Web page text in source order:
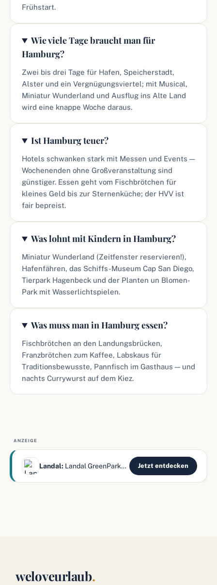
Frühstart.
Wie viele Tage braucht man für
Hamburg?
Zwei bis drei Tage für Hafen, Speicherstadt,
Alster und ein Vergnügungsviertel; mit Musical,
Miniatur Wunderland und Ausflug ins Alte Land
wird eine knappe Woche daraus.
Ist Hamburg teuer?
Hotels schwanken stark mit Messen und Events —
Wochenenden ohne Großveranstaltung sind
günstiger. Essen geht vom Fischbrötchen für
kleines Geld bis zur Sternenküche; der HVV ist
fair bepreist.
Was lohnt mit Kindern in Hamburg?
Miniatur Wunderland (Zeitfenster reservieren!),
Hafenfähren, das Schiffs-Museum Cap San Diego,
Tierpark Hagenbeck und der Planten un Blomen-
Park mit Wasserlichtspielen.
Was muss man in Hamburg essen?
Fischbrötchen an den Landungsbrücken,
Franzbrötchen zum Kaffee, Labskaus für
Traditionsbewusste, Pannfisch im Gasthaus — und
nachts Currywurst auf dem Kiez.
ANZEIGE
Landal: Landal GreenParks bietet Ferienparks in ganz Europa — Natur, Jetzt entdecken
weloveurlaub.